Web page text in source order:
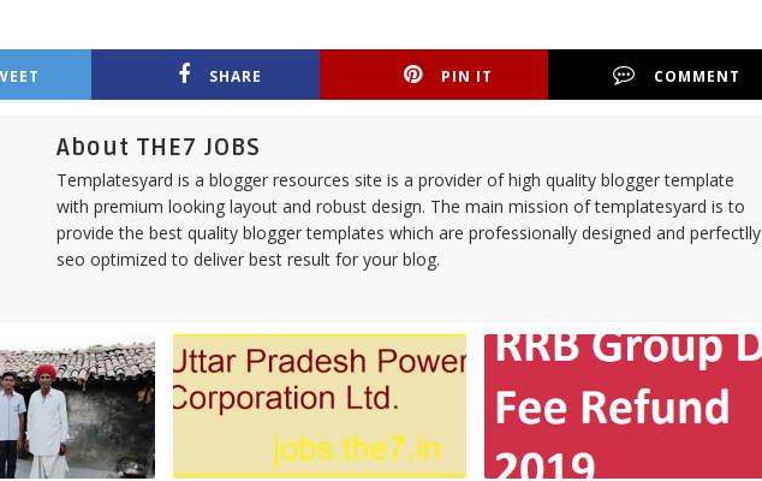
SHARE PIN IT COMMENT
About THE7 JOBS
Templatesyard is a blogger resources site is a provider of high quality blogger template
with premium looking layout and robust design. The main mission of templatesyard is to
provide the best quality blogger templates which are professionally designed and perfectlly
seo optimized to deliver best result for your blog.